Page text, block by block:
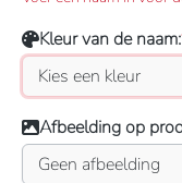
Kleur van de naam:
Afbeelding op